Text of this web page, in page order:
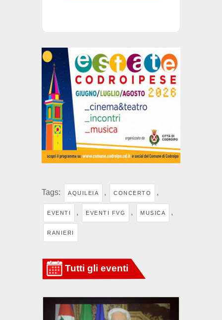
Tags: AQUILEIA , CONCERTO ,
EVENTI , EVENTI FVG , MUSICA ,
RANIERI